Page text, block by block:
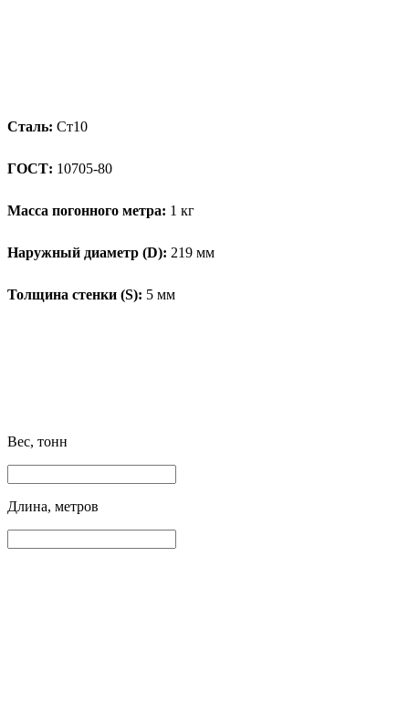
Сталь: Ст10
ГОСТ: 10705-80
Масса погонного метра: 1 кг
Наружный диаметр (D): 219 мм
Толщина стенки (S): 5 мм
Вес, тонн
Длина, метров